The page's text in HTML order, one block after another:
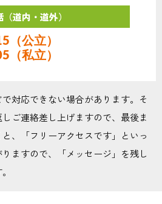
（道内・道外）
（公立）
（私立）
対応できない場合があります。そ
ご連絡差し上げますので、最後ま
、「フリーアクセスです」といっ
ますので、「メッセージ」を残し